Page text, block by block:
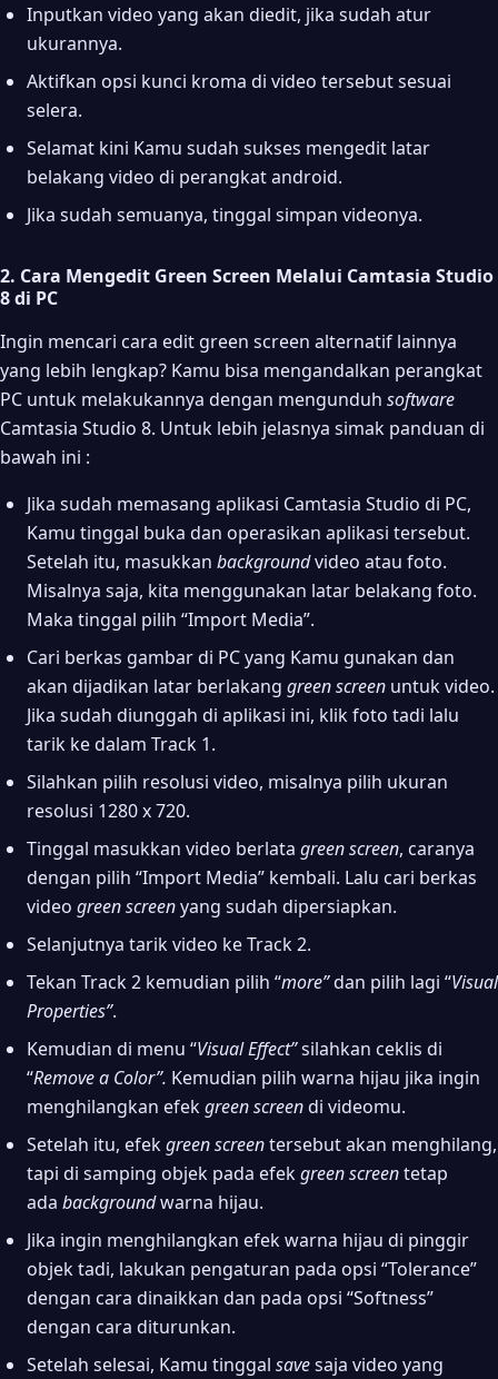
Inputkan video yang akan diedit, jika sudah atur
ukurannya.
Aktifkan opsi kunci kroma di video tersebut sesuai
selera.
Selamat kini Kamu sudah sukses mengedit latar
belakang video di perangkat android.
Jika sudah semuanya, tinggal simpan videonya.
2. Cara Mengedit Green Screen Melalui Camtasia Studio
8 di PC
Ingin mencari cara edit green screen alternatif lainnya
yang lebih lengkap? Kamu bisa mengandalkan perangkat
PC untuk melakukannya dengan mengunduh software
Camtasia Studio 8. Untuk lebih jelasnya simak panduan di
bawah ini :
Jika sudah memasang aplikasi Camtasia Studio di PC,
Kamu tinggal buka dan operasikan aplikasi tersebut.
Setelah itu, masukkan backgroundvideo atau foto.
Misalnya saja, kita menggunakan latar belakang foto.
Maka tinggal pilih “Import Media”.
Cari berkas gambar di PC yang Kamu gunakan dan
akan dijadikan latar berlakang green screen untuk video.
Jika sudah diunggah di aplikasi ini, klik foto tadi lalu
tarik ke dalam Track 1.
Silahkan pilih resolusi video, misalnya pilih ukuran
resolusi 1280 x 720.
Tinggal masukkan video berlata green screen, caranya
dengan pilih “Import Media” kembali. Lalu cari berkas
video green screenyang sudah dipersiapkan.
Selanjutnya tarik video ke Track 2.
Tekan Track 2 kemudian pilih “more”dan pilih lagi “Visual
Properties”.
Kemudian di menu “Visual Effect”silahkan ceklis di
“Remove a Color”. Kemudian pilih warna hijau jika ingin
menghilangkan efekgreen screendi videomu.
Setelah itu, efekgreen screentersebut akan menghilang,
tapi di samping objek pada efekgreen screentetap
ada backgroundwarna hijau.
Jika ingin menghilangkan efek warna hijau di pinggir
objek tadi, lakukan pengaturan pada opsi “Tolerance”
dengan cara dinaikkan dan pada opsi “Softness”
dengan cara diturunkan.
Setelah selesai, Kamu tinggal savesaja video yang